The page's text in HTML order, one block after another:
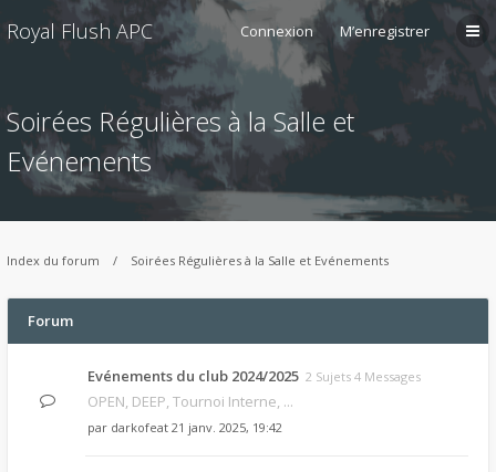
Royal Flush APC Connexion M’enregistrer
Soirées Régulières à la Salle et
Evénements
Index du forum Soirées Régulières à la Salle et Evénements
Forum
Evénements du club 2024/2025 2 Sujets 4 Messages
OPEN, DEEP, Tournoi Interne, ...
par darkofeat 21 janv. 2025, 19:42